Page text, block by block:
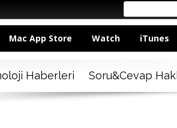
Mac App Store Watch iTunes
Haberleri Soru&Cevap